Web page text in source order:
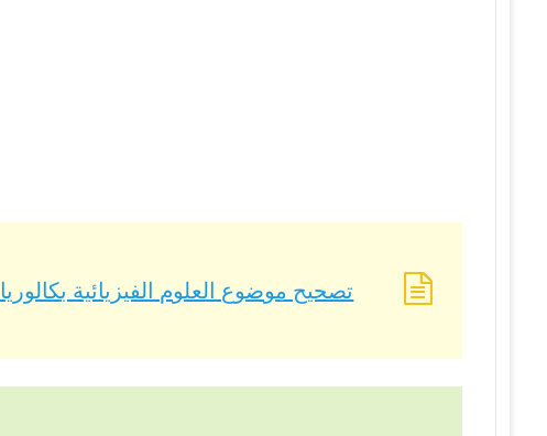
تصحيح موضوع العلوم الفيزيائية بكالوريا 2023 – BAC 2023 شعبة علوم تجريبية